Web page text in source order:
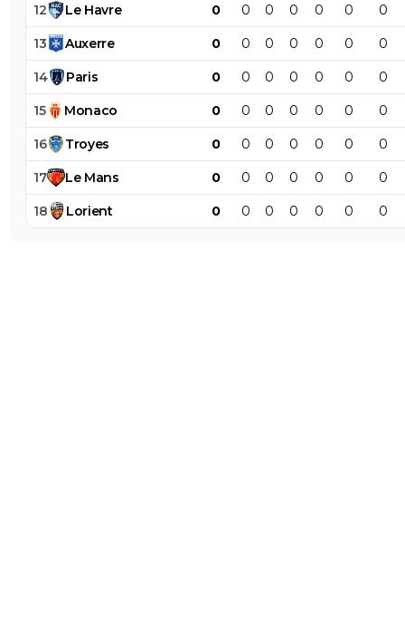
12 Le Havre 0 0 0 0 0 0 0
13 Auxerre 0 0 0 0 0 0 0
14 Paris 0 0 0 0 0 0 0
15 Monaco 0 0 0 0 0 0 0
16 Troyes 0 0 0 0 0 0 0
17 Le Mans 0 0 0 0 0 0 0
18 Lorient 0 0 0 0 0 0 0